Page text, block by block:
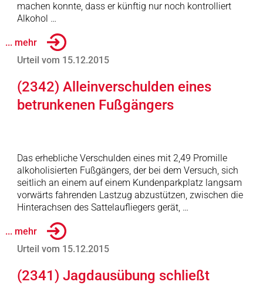
machen konnte, dass er künftig nur noch kontrolliert
Alkohol …
... mehr
Urteil vom 15.12.2015
(2342) Alleinverschulden eines
betrunkenen Fußgängers
Das erhebliche Verschulden eines mit 2,49 Promille
alkoholisierten Fußgängers, der bei dem Versuch, sich
seitlich an einem auf einem Kundenparkplatz langsam
vorwärts fahrenden Lastzug abzustützen, zwischen die
Hinterachsen des Sattelaufliegers gerät, …
... mehr
Urteil vom 15.12.2015
(2341) Jagdausübung schließt